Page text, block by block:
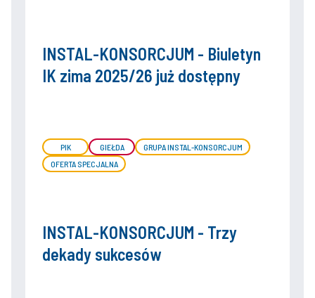
INSTAL-KONSORCJUM - Biuletyn
IK zima 2025/26 już dostępny
PIK GIEŁDA
GRUPA INSTAL-KONSORCJUM
OFERTA SPECJALNA
INSTAL-KONSORCJUM - Trzy
dekady sukcesów